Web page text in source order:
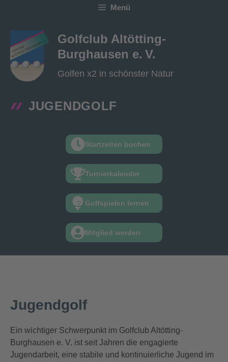
springen
Menü
Golfclub Altötting-
Burghausen e. V.
Golfen x2 in schönster Natur
Startzeiten buchen
Turnierkalender
Golfspielen lernen
Mitglied werden
JUGENDGOLF
Jugendgolf
Ein wichtiger Schwerpunkt im Golfclub Altötting-
Burghausen e. V. ist seit Jahren die engagierte
Jugendarbeit, eine stabile und kontinuierliche Jugend im